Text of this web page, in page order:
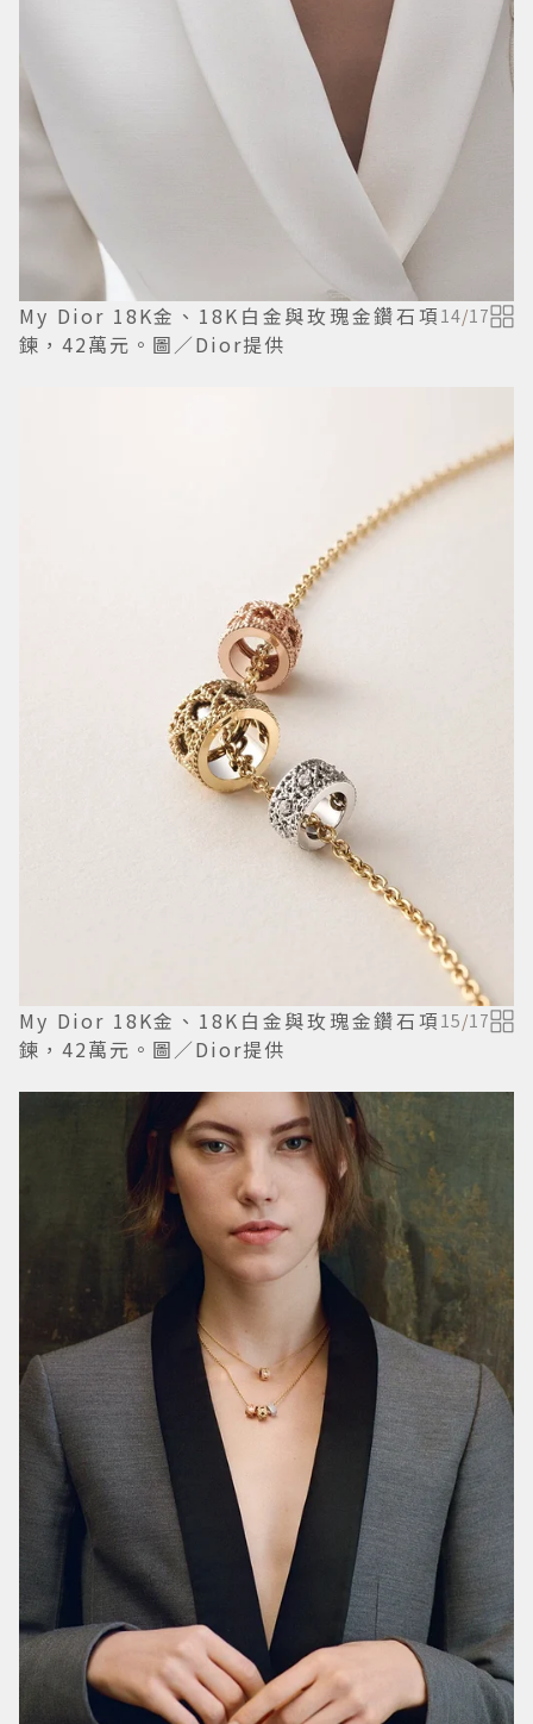
My Dior 18K金、18K白金與玫瑰金鑽石項
鍊，42萬元。圖／Dior提供
14/17
My Dior 18K金、18K白金與玫瑰金鑽石項
鍊，42萬元。圖／Dior提供
15/17